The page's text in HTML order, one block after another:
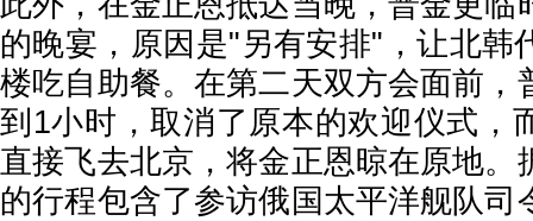
的晚宴，原因是"另有安排"，让北韩
楼吃自助餐。在第二天双方会面前，
到1小时，取消了原本的欢迎仪式，
直接飞去北京，将金正恩晾在原地。
的行程包含了参访俄国太平洋舰队司